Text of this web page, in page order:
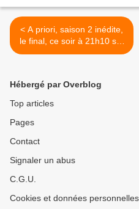
< A priori, saison 2 inédite,
le final, ce soir à 21h10 sur
France 3
Hébergé par Overblog
Top articles
Pages
Contact
Signaler un abus
C.G.U.
Cookies et données personnelles